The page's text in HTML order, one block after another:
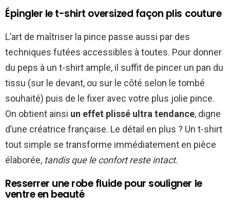
Épingler le t-shirt oversized façon plis couture
L’art de maîtriser la pince passe aussi par des
techniques futées accessibles à toutes. Pour donner
du peps à un t-shirt ample, il suffit de pincer un pan du
tissu (sur le devant, ou sur le côté selon le tombé
souhaité) puis de le fixer avec votre plus jolie pince.
On obtient ainsi un effet plissé ultra tendance, digne
d’une créatrice française. Le détail en plus ? Un t-shirt
tout simple se transforme immédiatement en pièce
élaborée, tandis que le confort reste intact.
Resserrer une robe fluide pour souligner le
ventre en beauté